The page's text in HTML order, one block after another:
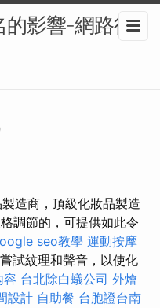
的影響-網路行
造商，頂級化妝品製造
調節的，可提供如此令
seo教學 運動按摩
試紋理和聲音，以使化
容 台北除白蟻公司 外燴
設計 自助餐 台胞證台南